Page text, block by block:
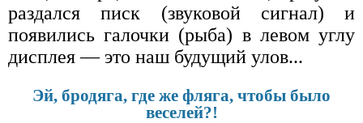
раздался писк (звуковой сигнал) и
появились галочки (рыба) в левом углу
дисплея — это наш будущий улов...
Эй, бродяга, где же фляга, чтобы было
веселей?!